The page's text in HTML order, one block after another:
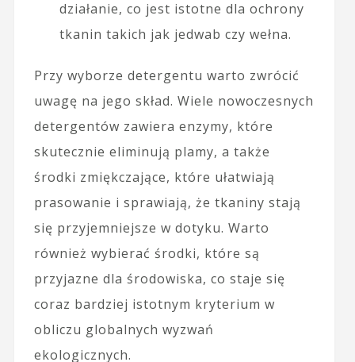
działanie, co jest istotne dla ochrony
tkanin takich jak jedwab czy wełna.
Przy wyborze detergentu warto zwrócić
uwagę na jego skład. Wiele nowoczesnych
detergentów zawiera enzymy, które
skutecznie eliminują plamy, a także
środki zmiękczające, które ułatwiają
prasowanie i sprawiają, że tkaniny stają
się przyjemniejsze w dotyku. Warto
również wybierać środki, które są
przyjazne dla środowiska, co staje się
coraz bardziej istotnym kryterium w
obliczu globalnych wyzwań
ekologicznych.